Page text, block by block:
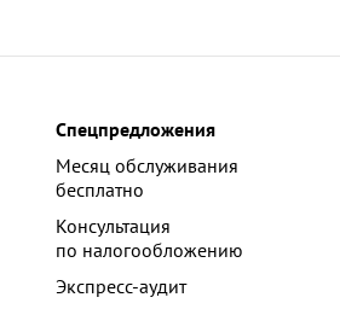
Спецпредложения
Месяц обслуживания
бесплатно
Консультация
по налогообложению
Экспресс-аудит